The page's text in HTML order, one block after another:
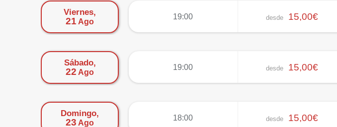
Viernes,
21 Ago
19:00 desde 15,00€
Sábado,
22 Ago
19:00 desde 15,00€
Domingo,
23 Ago
18:00 desde 15,00€